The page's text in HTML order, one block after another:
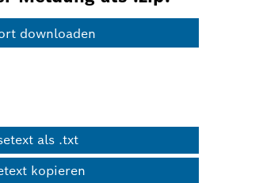
downloaden
als .txt
kopieren